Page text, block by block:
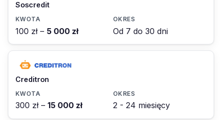
Soscredit
100 zł – 5 000 zł Od 7 do 30 dni
Creditron
300 zł – 15 000 zł 2 - 24 miesięcy